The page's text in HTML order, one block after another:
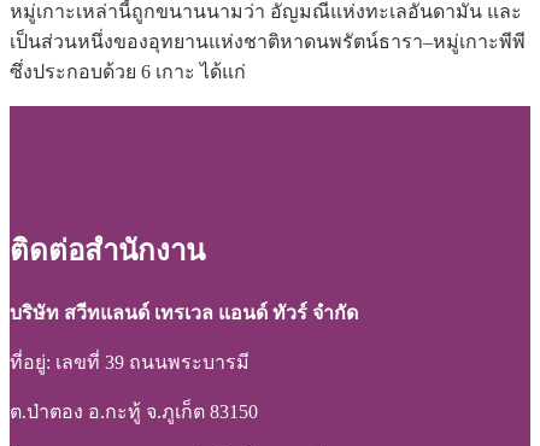
หมู่เกาะเหล่านี้ถูกขนานนามว่า อัญมณีแห่งทะเลอันดามัน และ
เป็นส่วนหนึ่งของอุทยานแห่งชาติหาดนพรัตน์ธารา–หมู่เกาะพีพี
ซึ่งประกอบด้วย 6 เกาะ ได้แก่
ติดต่อสำนักงาน
บริษัท สวีทแลนด์ เทรเวล แอนด์ ทัวร์ จำกัด
ที่อยู่: เลขที่ 39 ถนนพระบารมี
ต.ป่าตอง อ.กะทู้ จ.ภูเก็ต 83150